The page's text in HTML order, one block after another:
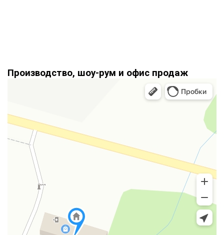
Производство, шоу-рум и офис продаж